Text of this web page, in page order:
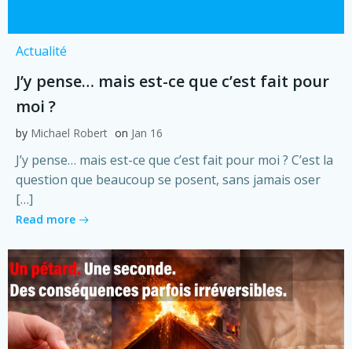
Actualité
J’y pense… mais est-ce que c’est fait pour
moi ?
by Michael Robert on Jan 16
J’y pense… mais est-ce que c’est fait pour moi ? C’est la
question que beaucoup se posent, sans jamais oser
[…]
Read more